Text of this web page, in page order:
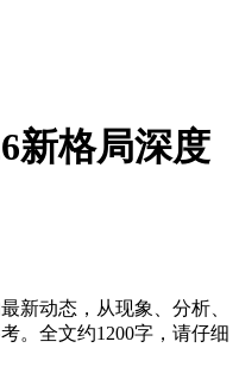
新格局深度
新动态，从现象、分析、
。全文约1200字，请仔细